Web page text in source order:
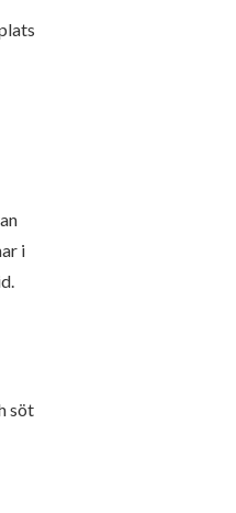
i
söt